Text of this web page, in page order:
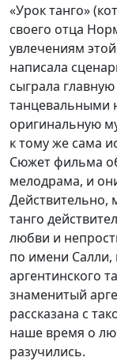
«Урок танго»
своего отца
увлечениям
написала
сыграла
танцевальными
оригинальную
к тому же сама
Сюжет фильма
мелодрама, и
Действительно,
танго
любви и
по имени Салли,
аргентинского
знаменитый
рассказана с
наше время о
разучились.